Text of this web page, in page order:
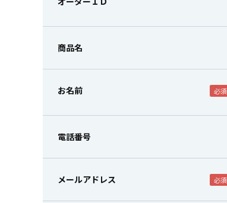
商品名
お名前
電話番号
メールアドレス